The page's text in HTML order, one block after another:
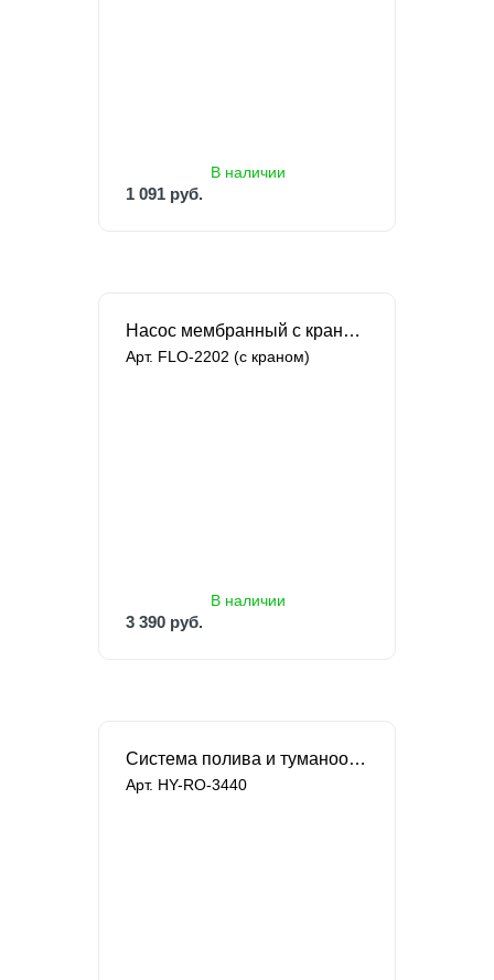
В наличии
1 091 руб.
Насос мембранный с краном Singflo
Арт. FLO-2202 (c краном)
В наличии
3 390 руб.
Система полива и туманообразования Singflo
Арт. HY-RO-3440